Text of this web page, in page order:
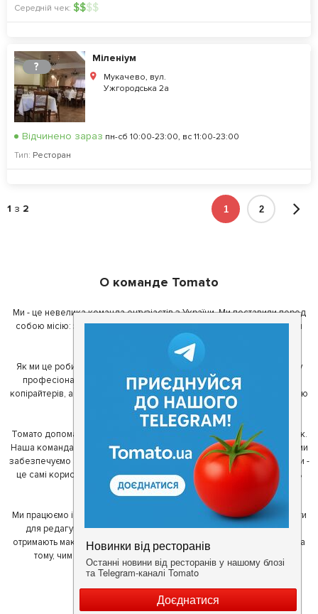
Середній чек: $$$$
?
Міленіум
Мукачево, вул.
Ужгородська 2a
Відчинено зараз пн-сб 10:00-23:00, вс 11:00-23:00
Тип: Ресторан
1 з 2 1 2
О команде Tomato
Ми - це невелика команда ентузіастів з України. Ми поставили перед
собою місію: зробити так, щоб де б в Україні ви не знаходилися, ви
завжди могли смачно поїсти.
Як ми це робимо? Для початку, ми зібрали приголомшливу команду
професіоналів - фахівців з дизайну, програмування, маркетингу,
копірайтерів, а за сумісництвом - любителів гарної їжі. З їх допомогою
ми створили Томато.
Томато допомагає своїм користувачам знайти цікаві місця неподалік.
Наша команда регулярно зв'язується з ресторанами - таким чином ми
забезпечуємо актуальність інформації. Друга частина нашої команди -
це самі користувачі, які діляться своїми враженнями і допомагають
один одному у виборі кращих місць.
Ми працюємо і з ресторанами. Для них ми надаємо зручні інструменти
для редагування інформації про себе - в результаті відвідувачі
отримають максимум інформації, а ресторан зможе зосередитися на
тому, чим він любить займатися більше всього - смачній їжі.